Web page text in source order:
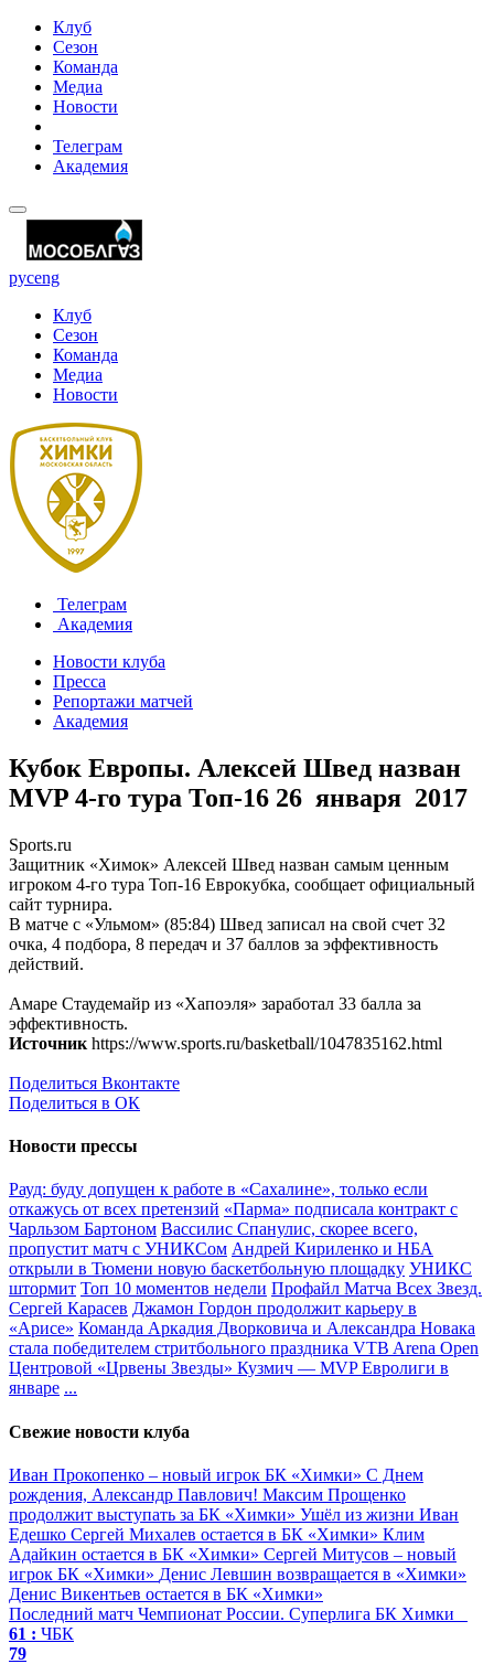
Клуб
Сезон
Команда
Медиа
Новости
Телеграм
Академия
русeng
Клуб
Сезон
Команда
Медиа
Новости
Телеграм
Академия
Новости клуба
Пресса
Репортажи матчей
Академия
Кубок Европы. Алексей Швед назван
MVP 4-го тура Топ-16 26 января 2017
Sports.ru
Защитник «Химок» Алексей Швед назван самым ценным
игроком 4-го тура Топ-16 Еврокубка, сообщает официальный
сайт турнира.
В матче с «Ульмом» (85:84) Швед записал на свой счет 32
очка, 4 подбора, 8 передач и 37 баллов за эффективность
действий.
Амаре Стаудемайр из «Хапоэля» заработал 33 балла за
эффективность.
Источник https://www.sports.ru/basketball/1047835162.html
Поделиться Вконтакте
Поделиться в ОК
Новости прессы
Рауд: буду допущен к работе в «Сахалине», только если
откажусь от всех претензий «Парма» подписала контракт с
Чарльзом Бартоном Вассилис Спанулис, скорее всего,
пропустит матч с УНИКСом Андрей Кириленко и НБА
открыли в Тюмени новую баскетбольную площадку УНИКС
штормит Топ 10 моментов недели Профайл Матча Всех Звезд.
Сергей Карасев Джамон Гордон продолжит карьеру в
«Арисе» Команда Аркадия Дворковича и Александра Новака
стала победителем стритбольного праздника VTB Arena Open
Центровой «Црвены Звезды» Кузмич — MVP Евролиги в
январе ...
Свежие новости клуба
Иван Прокопенко – новый игрок БК «Химки» С Днем
рождения, Александр Павлович! Максим Прощенко
продолжит выступать за БК «Химки» Ушёл из жизни Иван
Едешко Сергей Михалев остается в БК «Химки» Клим
Адайкин остается в БК «Химки» Сергей Митусов – новый
игрок БК «Химки» Денис Левшин возвращается в «Химки»
Денис Викентьев остается в БК «Химки»
Последний матч Чемпионат России. Суперлига БК Химки
61 : ЧБК
79